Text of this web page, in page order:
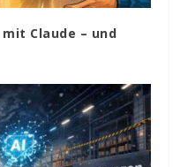
Claude – und